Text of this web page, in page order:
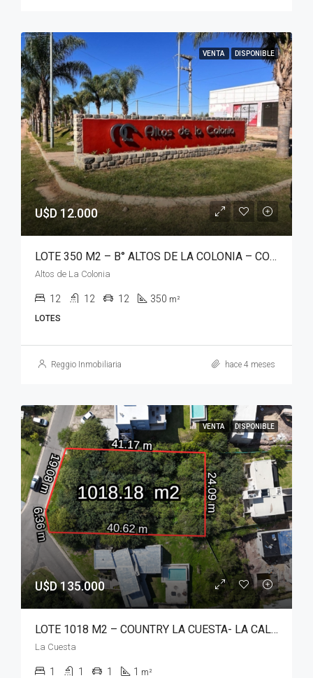
VENTA DISPONIBLE
U$D 12.000
LOTE 350 M2 – B° ALTOS DE LA COLONIA – COLONIA TIROLESA
Altos de La Colonia
12 12 12 350 m²
LOTES
Reggio Inmobiliaria hace 4 meses
VENTA DISPONIBLE
U$D 135.000
LOTE 1018 M2 – COUNTRY LA CUESTA- LA CALERA
La Cuesta
1 1 1 1 m²